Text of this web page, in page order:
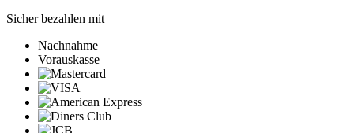
Sicher bezahlen mit
Nachnahme
Vorauskasse